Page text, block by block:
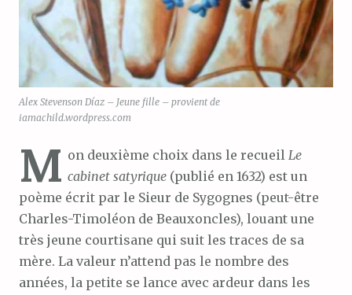
Alex Stevenson Díaz – Jeune fille – provient de
iamachild.wordpress.com
M on deuxième choix dans le recueil Le
cabinet satyrique (publié en 1632) est un
poème écrit par le Sieur de Sygognes (peut-être
Charles-Timoléon de Beauxoncles), louant une
très jeune courtisane qui suit les traces de sa
mère. La valeur n’attend pas le nombre des
années, la petite se lance avec ardeur dans les